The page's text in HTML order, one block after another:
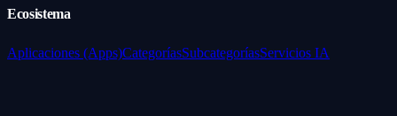
Ecosistema
Aplicaciones (Apps)CategoríasSubcategoríasServicios IA